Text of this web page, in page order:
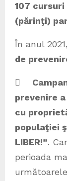
107
(părinţi)
În anul
de

prevenire
cu
populaţiei
LIBER!”.
perioada
următoarele